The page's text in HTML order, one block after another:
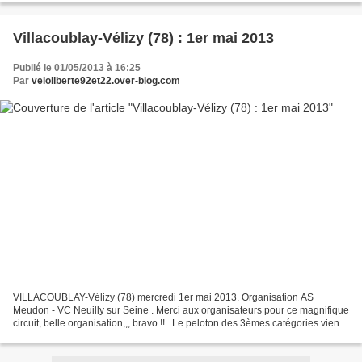
Villacoublay-Vélizy (78) : 1er mai 2013
Publié le 01/05/2013 à 16:25
Par veloliberte92et22.over-blog.com
VILLACOUBLAY-Vélizy (78) mercredi 1er mai 2013. Organisation AS
Meudon - VC Neuilly sur Seine . Merci aux organisateurs pour ce magnifique
circuit, belle organisation,,, bravo !! . Le peloton des 3èmes catégories vient